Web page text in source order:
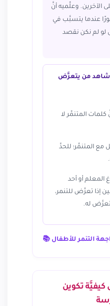
الآخرين. وعلِّميه أنَّ
عندما يتسبَّب في
لو لم نكن نقصد
شاهد من يتعرَّض
المتنمِّر لا
مع المتنمِّر؛ للحدِّ
المعلم أو أحد
إذا تعرَّض للتنمر،
له.
التنمر للأطفال 📚
كيفيَّة تكوين